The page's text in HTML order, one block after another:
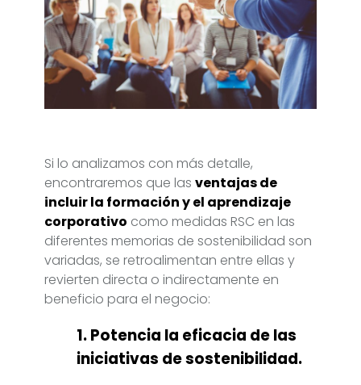
Si lo analizamos con más detalle,
encontraremos que las ventajas de
incluir la formación y el aprendizaje
corporativo como medidas RSC en las
diferentes memorias de sostenibilidad son
variadas, se retroalimentan entre ellas y
revierten directa o indirectamente en
beneficio para el negocio:
1. Potencia la eficacia de las
iniciativas de sostenibilidad.